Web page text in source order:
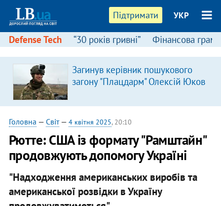
Підтримати УКР
Defense Tech “30 років гривні” Фінансова
Загинув керівник пошукового
загону "Плацдарм" Олексій Юков
Головна — Світ— 4 квітня 2025, 20:10
Рютте: США із формату "Рамштайн"
продовжують допомогу Україні
"Надходження американських виробів та
американської розвідки в Україну